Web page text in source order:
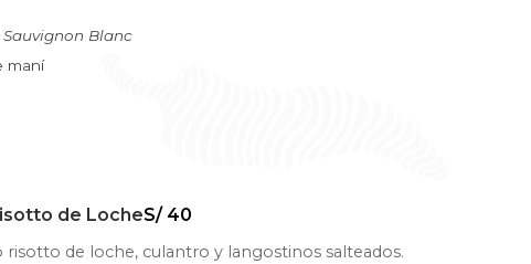
Sauvignon Blanc
maní
de LocheS/ 40
risotto de loche, culantro y langostinos salteados.